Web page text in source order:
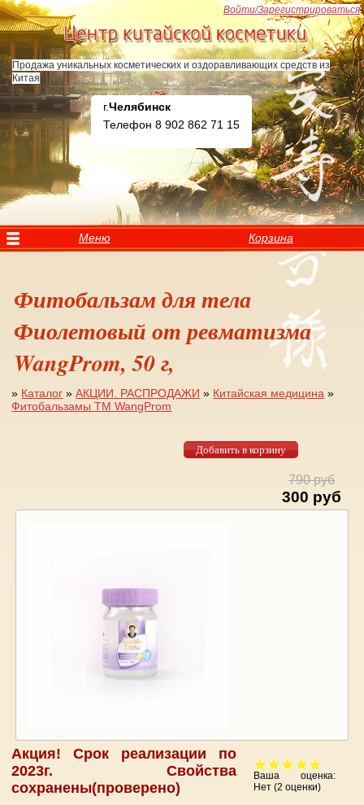
Перейти к основному содержанию
Продажа уникальных косметических и оздоравливающих средств из
Китая
г.Челябинск
Телефон 8 902 862 71 15
Меню Корзина
Фитобальзам для тела
Фиолетовый от ревматизма
WangProm, 50 г,
Вы здесь
» Каталог »АКЦИИ. РАСПРОДАЖИ » Китайская медицина »
Фитобальзамы TM WangProm
790 руб
300 руб
Ваша оценка:
Нет (2 оценки)
Акция! Срок реализации по
2023г. Свойства
сохранены(проверено)
Войти/Зарегистрироваться